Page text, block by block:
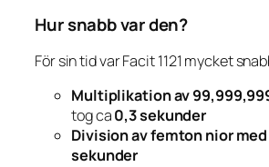
Hur snabb var den?
För sin tid var Facit 1121 mycket
Multiplikation av
tog ca0,3 sekunder
Division av femton nior med
sekunder